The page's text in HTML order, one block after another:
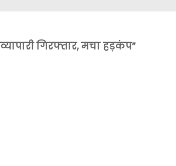
गिरफ्तार, मचा हड़कंप”